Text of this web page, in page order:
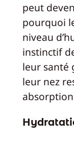
peut
pourquoi
niveau
instinctif
leur santé
leur nez